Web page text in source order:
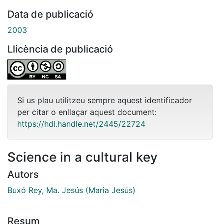
Data de publicació
2003
Llicència de publicació
Si us plau utilitzeu sempre aquest identificador
per citar o enllaçar aquest document:
https://hdl.handle.net/2445/22724
Science in a cultural key
Autors
Buxó Rey, Ma. Jesús (Maria Jesús)
Resum